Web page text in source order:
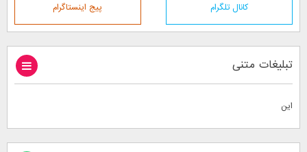
کانال تلگرام پیج اینستاگرام
تبلیغات متنی
این